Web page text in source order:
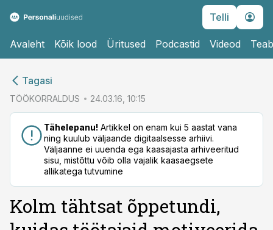
Telli
Avaleht Kõik lood Üritused Podcastid Videod
Tagasi
TÖÖKORRALDUS 24.03.16, 10:15
Tähelepanu! Artikkel on enam kui 5 aastat vana
ning kuulub väljaande digitaalsesse arhiivi.
Väljaanne ei uuenda ega kaasajasta arhiveeritud
sisu, mistõttu võib olla vajalik kaasaegsete
allikatega tutvumine
Kolm tähtsat õppetundi,